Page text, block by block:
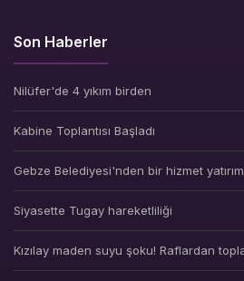
Son Haberler
Nilüfer'de 4 yıkım birden
Kabine Toplantısı Başladı
Gebze Belediyesi'nden bir hizmet
Siyasette Tugay hareketliliği
Kızılay maden suyu şoku! Raflardan